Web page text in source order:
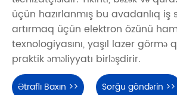
üçün hazırlanmış bu avadanlıq iş
artırmaq üçün elektron özünü
texnologiyasını, yaşıl lazer görmə
praktik əməliyyatı birləşdirir.
Ətraflı Baxın >> Sorğu göndərin >>